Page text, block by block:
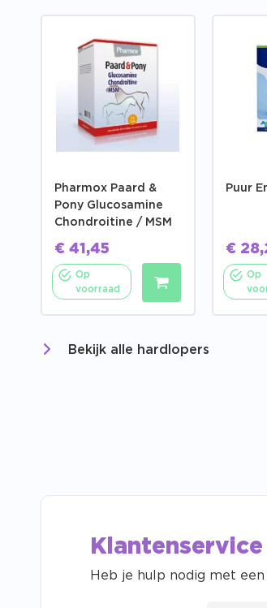
Pharmox Paard &
Pony Glucosamine
Chondroitine / MSM
€ 41,45
Op
voorraad
Puur
€
Op
Bekijk alle hardlopers
Klantenservice
Heb je hulp nodig met